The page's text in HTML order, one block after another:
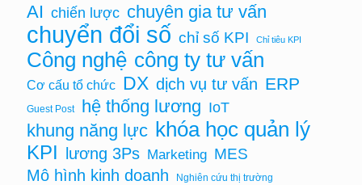
AI chiến lược chuyên gia tư vấn
chuyển đổi số chỉ số KPI Chỉ tiêu KPI
Công nghệ công ty tư vấn
Cơ cấu tổ chức DX dịch vụ tư vấn ERP
Guest Post hệ thống lương IoT
khung năng lực khóa học quản lý
KPI lương 3Ps Marketing MES
Mô hình kinh doanh
Nghiên cứu thị trường